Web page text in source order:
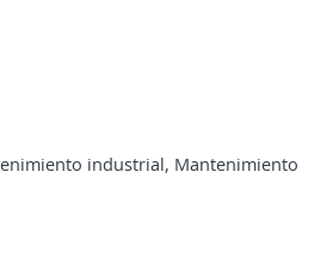
industrial, Mantenimiento